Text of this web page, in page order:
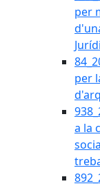
per
per
a la